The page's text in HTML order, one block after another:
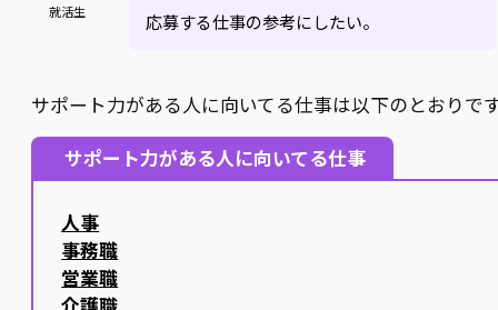
就活生 応募する仕事の参考にしたい。
サポート力がある人に向いてる仕事は以下のとおりで
サポート力がある人に向いてる仕事
人事
事務職
営業職